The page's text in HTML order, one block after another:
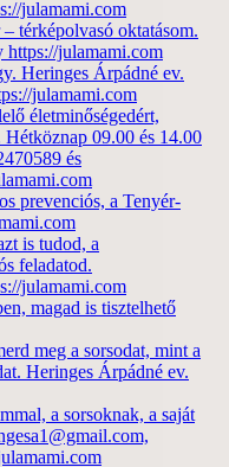
julamami.com
térképolvasó oktatásom.
https://julamami.com
Heringes Árpádné ev.
julamami.com
életminőségedért,
Hétköznap 09.00 és 14.00
és
prevenciós, a Tenyér-
is tudod, a
feladatod.
julamami.com
magad is tisztelhető
meg a sorsodat, mint a
Heringes Árpádné ev.
a sorsoknak, a saját